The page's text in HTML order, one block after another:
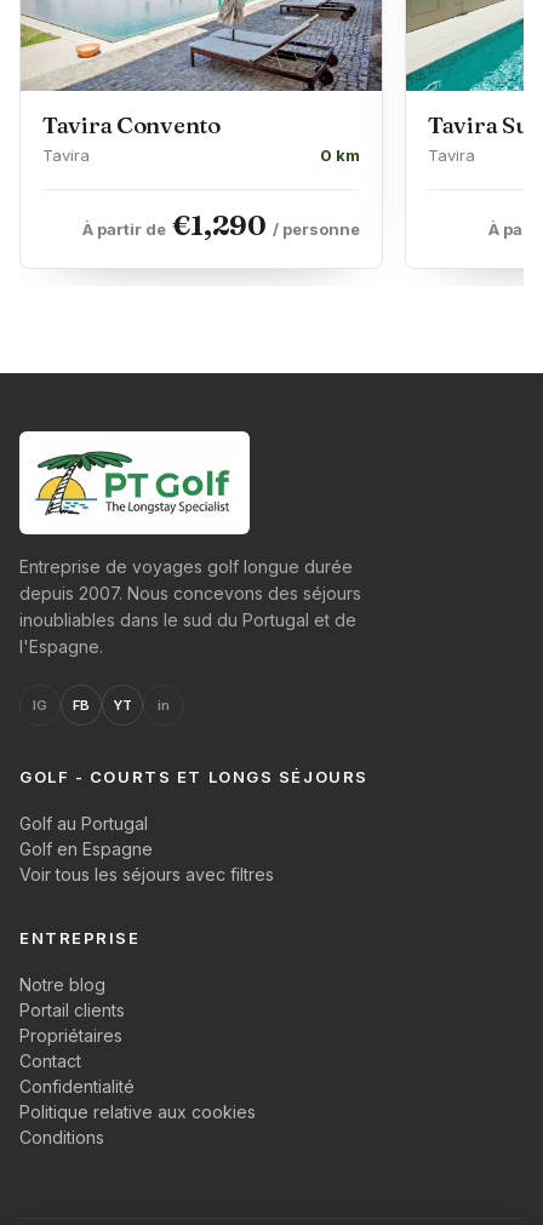
Tavira Convento
Tavira 0 km
À partir de €1,290 / personne
Tavira
Tavira
À
Entreprise de voyages golf longue durée
depuis 2007. Nous concevons des séjours
inoubliables dans le sud du Portugal et de
l'Espagne.
IG FB YT in
GOLF - COURTS ET LONGS SÉJOURS
Golf au Portugal
Golf en Espagne
Voir tous les séjours avec filtres
ENTREPRISE
Notre blog
Portail clients
Propriétaires
Contact
Confidentialité
Politique relative aux cookies
Conditions